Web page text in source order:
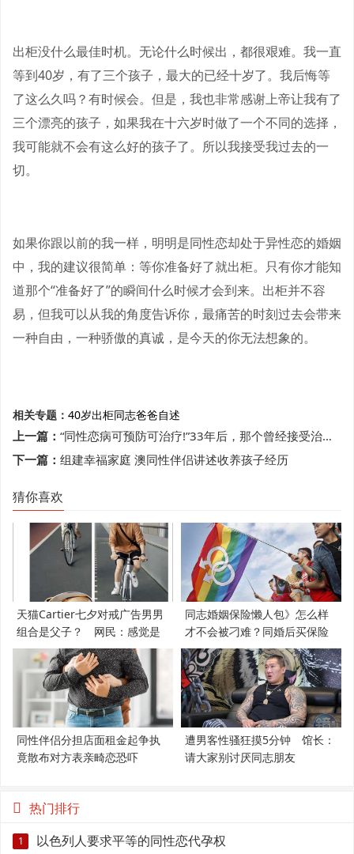
出柜没什么最佳时机。无论什么时候出，都很艰难。我一直
等到40岁，有了三个孩子，最大的已经十岁了。我后悔等
了这么久吗？有时候会。但是，我也非常感谢上帝让我有了
三个漂亮的孩子，如果我在十六岁时做了一个不同的选择，
我可能就不会有这么好的孩子了。所以我接受我过去的一
切。
如果你跟以前的我一样，明明是同性恋却处于异性恋的婚姻
中，我的建议很简单：等你准备好了就出柜。只有你才能知
道那个“准备好了”的瞬间什么时候才会到来。出柜并不容
易，但我可以从我的角度告诉你，最痛苦的时刻过去会带来
一种自由，一种骄傲的真诚，是今天的你无法想象的。
相关专题： 40岁出柜同志爸爸自述
上一篇： “同性恋病可预防可治疗!”33年后，那个曾经接受治疗的孩子自杀了
下一篇： 组建幸福家庭 澳同性伴侣讲述收养孩子经历
猜你喜欢
天猫Cartier七夕对戒广告男男
组合是父子？ 网民：感觉是
支持LGBT
同志婚姻保险懒人包》怎么样
才不会被刁难？同婚后买保险
必知5件事
同性伴侣分担店面租金起争执
竟散布对方表亲畸恋恐吓
遭男客性骚狂摸5分钟 馆长：
请大家别讨厌同志朋友
热门排行
1 以色列人要求平等的同性恋代孕权